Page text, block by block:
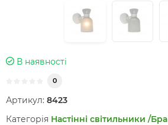
В наявності
0
Артикул: 8423
Категорія Настінні світильники /Бра